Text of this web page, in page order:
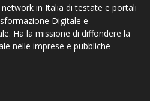
in Italia di testate e portali
Digitale e
Ha la missione di diffondere la
nelle imprese e pubbliche